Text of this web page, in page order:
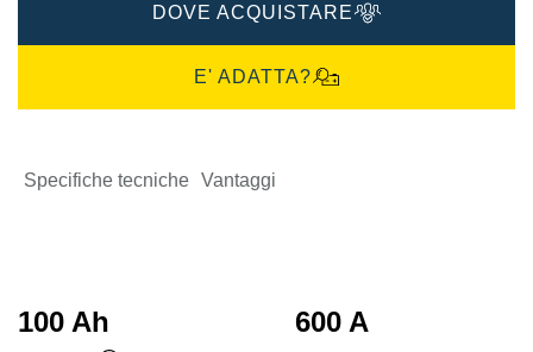
DOVE ACQUISTARE
E' ADATTA?
Specifiche tecniche Vantaggi
100 Ah 600 A